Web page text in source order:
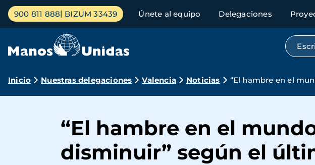
Pasar
contenido
Menú
principal
900 811 888 BIZUM 33439 Únete al equipo Delegaciones
Ruta
navegación
Inicio Nuestras delegaciones Valencia Noticias “El hambre en el
“El hambre en el
disminuir” según el